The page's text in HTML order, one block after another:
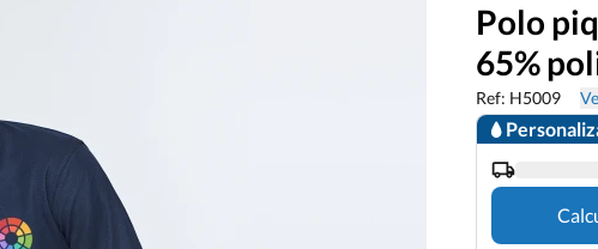
Polo
65%
Ref: H5009